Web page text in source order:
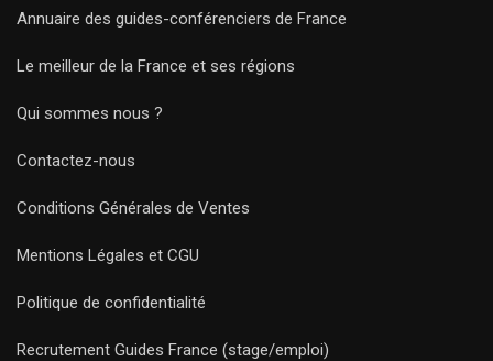
Annuaire des guides-conférenciers de France
Le meilleur de la France et ses régions
Qui sommes nous ?
Contactez-nous
Conditions Générales de Ventes
Mentions Légales et CGU
Politique de confidentialité
Recrutement Guides France (stage/emploi)